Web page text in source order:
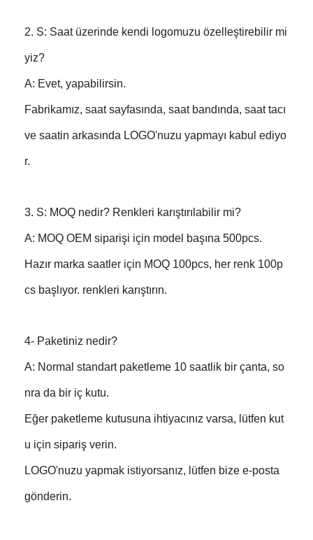
2. S: Saat üzerinde kendi logomuzu özelleştirebilir mi
yiz?
A: Evet, yapabilirsin.
Fabrikamız, saat sayfasında, saat bandında, saat tacı
ve saatin arkasında LOGO'nuzu yapmayı kabul ediyo
r.
3. S: MOQ nedir? Renkleri karıştırılabilir mi?
A: MOQ OEM siparişi için model başına 500pcs.
Hazır marka saatler için MOQ 100pcs, her renk 100p
cs başlıyor. renkleri karıştırın.
4- Paketiniz nedir?
A: Normal standart paketleme 10 saatlik bir çanta, so
nra da bir iç kutu.
Eğer paketleme kutusuna ihtiyacınız varsa, lütfen kut
u için sipariş verin.
LOGO'nuzu yapmak istiyorsanız, lütfen bize e-posta
gönderin.